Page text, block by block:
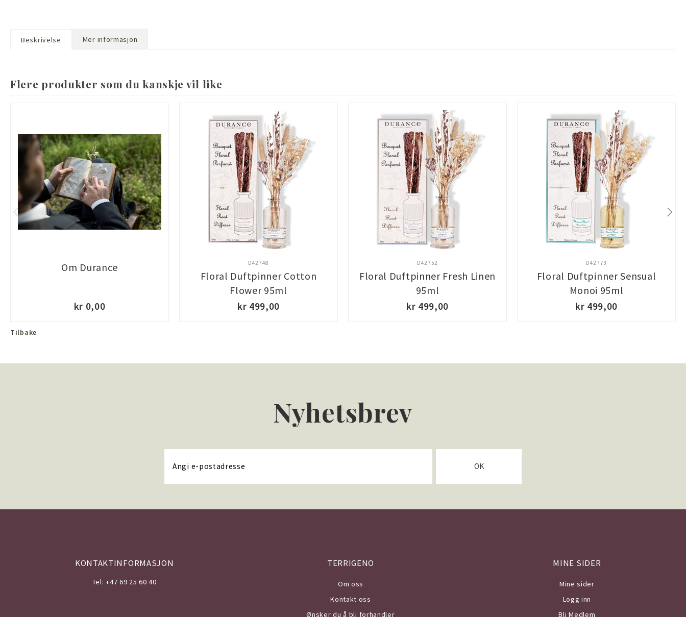
Beskrivelse Mer informasjon
Flere produkter som du kanskje vil like
Om Durance
kr 0,00
Floral Duftpinner Cotton
Flower 95ml
D42748
kr 499,00
Floral Duftpinner Fresh Linen
95ml
D42752
kr 499,00
Floral Duftpinner Sensual
Monoi 95ml
D42773
kr 499,00
Tilbake
Nyhetsbrev
OK
KONTAKTINFORMASJON
Tel: +47 69 25 60 40
TERRIGENO
Om oss
Kontakt oss
Ønsker du å bli forhandler
MINE SIDER
Mine sider
Logg inn
Bli Medlem